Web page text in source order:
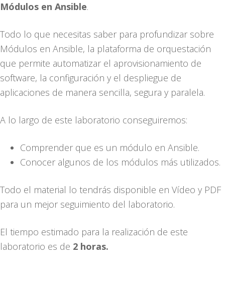
Módulos en Ansible.
Todo lo que necesitas saber para profundizar sobre
Módulos en Ansible, la plataforma de orquestación
que permite automatizar el aprovisionamiento de
software, la configuración y el despliegue de
aplicaciones de manera sencilla, segura y paralela.
A lo largo de este laboratorio conseguiremos:
Comprender que es un módulo en Ansible.
Conocer algunos de los módulos más utilizados.
Todo el material lo tendrás disponible en Vídeo y PDF
para un mejor seguimiento del laboratorio.
El tiempo estimado para la realización de este
laboratorio es de 2 horas.